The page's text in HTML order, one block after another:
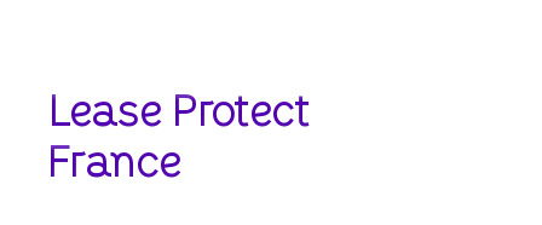
Lease Protect
France